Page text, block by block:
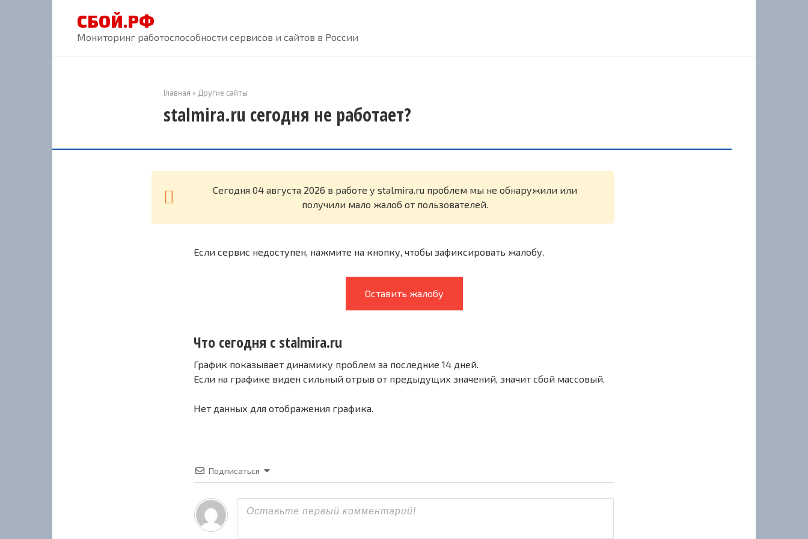
СБОЙ.РФ
Мониторинг работоспособности сервисов и сайтов в России
Главная » Другие сайты
stalmira.ru сегодня не работает?
Cегодня 04 августа 2026 в работе у stalmira.ru проблем мы не обнаружили или
получили мало жалоб от пользователей.
Если сервис недоступен, нажмите на кнопку, чтобы зафиксировать жалобу.
Оставить жалобу
Что сегодня с stalmira.ru
График показывает динамику проблем за последние 14 дней.
Если на графике виден сильный отрыв от предыдущих значений, значит сбой массовый.
Нет данных для отображения графика.
Подписаться